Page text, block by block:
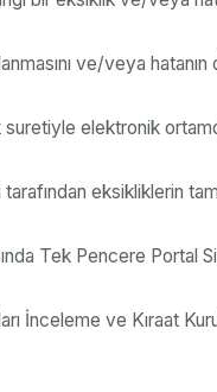
ve/veya
elektronik
eksikliklerin
Tek Pencere Portal
İnceleme ve Kıraat